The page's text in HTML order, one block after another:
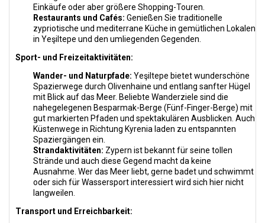
Einkäufe oder aber größere Shopping-Touren.
Restaurants und Cafés: Genießen Sie traditionelle
zypriotische und mediterrane Küche in gemütlichen Lokalen
in Yeşiltepe und den umliegenden Gegenden.
Sport- und Freizeitaktivitäten:
Wander- und Naturpfade: Yeşiltepe bietet wunderschöne
Spazierwege durch Olivenhaine und entlang sanfter Hügel
mit Blick auf das Meer. Beliebte Wanderziele sind die
nahegelegenen Besparmak-Berge (Fünf-Finger-Berge) mit
gut markierten Pfaden und spektakulären Ausblicken. Auch
Küstenwege in Richtung Kyrenia laden zu entspannten
Spaziergängen ein.
Strandaktivitäten: Zypern ist bekannt für seine tollen
Strände und auch diese Gegend macht da keine
Ausnahme. Wer das Meer liebt, gerne badet und schwimmt
oder sich für Wassersport interessiert wird sich hier nicht
langweilen.
Transport und Erreichbarkeit: